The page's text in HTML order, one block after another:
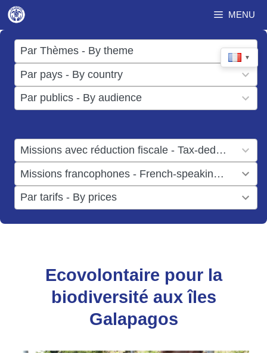
Aller
au
contenu
MENU
▼
Par Thèmes - By theme
17
results
available
Par pays - By country
50
results
available
Par publics - By audience
results
Missions avec réduction fiscale - Tax-deductible missions
result
available
Missions francophones - French-speaking missions
result
available
Par tarifs - By prices
results
available
Ecovolontaire pour la
biodiversité aux îles
Galapagos